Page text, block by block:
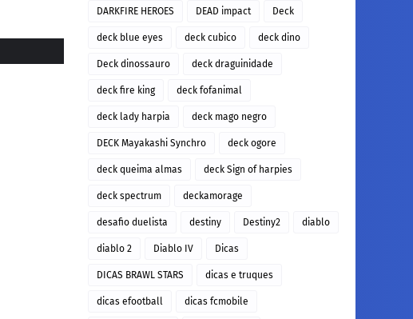
DARKFIRE HEROES DEAD impact Deck
deck blue eyes deck cubico deck dino
Deck dinossauro deck draguinidade
deck fire king deck fofanimal
deck lady harpia deck mago negro
DECK Mayakashi Synchro deck ogore
deck queima almas deck Sign of harpies
deck spectrum deckamorage
desafio duelista destiny Destiny2 diablo
diablo 2 Diablo IV Dicas
DICAS BRAWL STARS dicas e truques
dicas efootball dicas fcmobile